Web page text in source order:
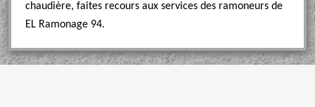
chaudière, faites recours aux services des ramoneurs de
EL Ramonage 94.